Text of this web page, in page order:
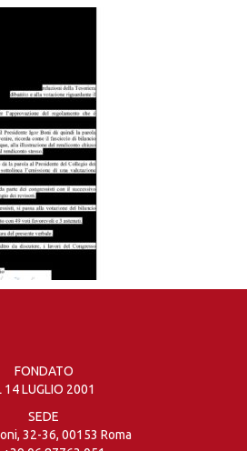
FONDATO
14 LUGLIO 2001
SEDE
32-36, 00153 Roma